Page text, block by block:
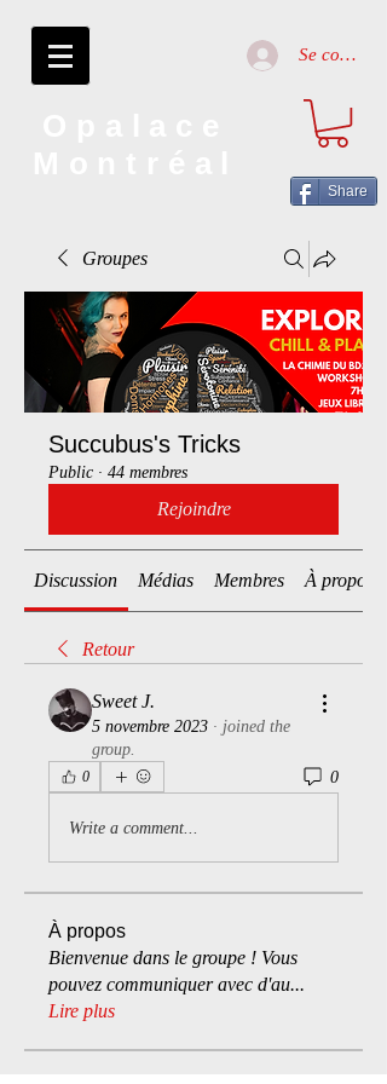
Se connecter
Share
Groupes
Succubus's Tricks
Public · 44 membres
Rejoindre
Discussion Médias Membres À propos
Retour
Sweet J.
5 novembre 2023 · joined the
group.
0 0
Write a comment...
À propos
Bienvenue dans le groupe ! Vous
pouvez communiquer avec d'au...
Lire plus